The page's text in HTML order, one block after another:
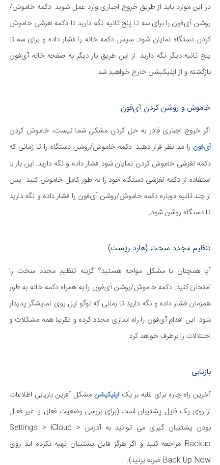
در این موارد باید از طریق خروج اجباری وارد عمل شوید. دکمه خاموش/
روشن آی‌فون را برای سه تا پنج ثانیه نگه دارید تا دکمه لغزشی خاموش
کردن دستگاه نمایان شود. سپس دکمه خانه را فشار داده و برای سه تا
پنج ثانیه دیگر نگه دارید. از این طریق بار دیگر به صفحه خانه آی‌فون
بازگشته و از اپلیکیشن خارج خواهید شد.
خاموش و روشن کردن آی‌فون
اگر خروج اجباری قادر به حل کردن مشکل شما نیست، خاموش کردن
آی‌فون را مد نظر قرار دهید. دکمه خاموش/روشن دستگاه را تا زمانی که
دکمه لغزشی خاموش کردن نمایان شود فشار داده و نگه دارید. این بار با
استفاده از دکمه لغزشی دستگاه خود را به طور کامل خاموش کنید. پس
از چند ثانیه دوباره دکمه خاموش/روشن آی‌فون را فشار داده و نگه دارید
تا دستگاه روشن شود.
تنظیم مجدد سخت (هارد ریست)
آیا همچنان با مشکل مواجه هستید؟ گزینه تنظیم مجدد سخت را
امتحان کنید. دکمه خاموش/روشن آی‌فون را به همراه دکمه خانه به طور
همزمان فشار داده و نگه دارید تا زمانی که لوگو اپل روی نمایشگر پدیدار
شود. این اقدام آی‌فون را راه اندازی مجدد کرده و تقریبا همه مشکلات و
اختلالات را برطرف خواهد کرد.
بازیابی
آخرین راه چاره برای غلبه بر یکاپلیکیشن مشکل آفرین بازیابی اطلاعات
از روی یک فایل پشتیبان است (برای بررسی وضعیت فعال یا غیر فعال
بودن پشتیبان گیری می توانید به آدرس Settings > iCloud >
Backup مراجعه کنید و اگر هرگز فایل پشتیبان تهیه نکرده اید روی
Back Up Now ضربه بزنید).